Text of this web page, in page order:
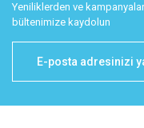
Yeniliklerden ve
bültenimize kaydolun